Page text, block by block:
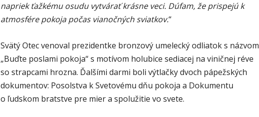
napriek ťažkému osudu vytvárať krásne veci. Dúfam, že prispejú k
atmosfére pokoja počas vianočných sviatkov.“
Svätý Otec venoval prezidentke bronzový umelecký odliatok s názvom
„Buďte poslami pokoja“ s motívom holubice sediacej na viničnej réve
so strapcami hrozna. Ďalšími darmi boli výtlačky dvoch pápežských
dokumentov: Posolstva k Svetovému dňu pokoja a Dokumentu
o ľudskom bratstve pre mier a spolužitie vo svete.